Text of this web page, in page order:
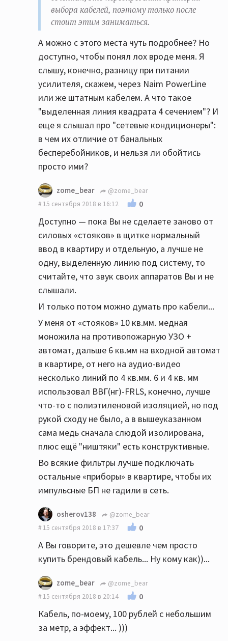
выбора кабелей, поэтому только после
стоит этим заниматься.
А можно с этого места чуть подробнее? Но
доступно, чтобы понял лох вроде меня. Я
слышу, конечно, разницу при питании
усилителя, скажем, через Naim PowerLine
или же штатным кабелем. А что такое
"выделенная линия квадрата 4 сечением"? И
еще я слышал про "сетевые кондиционеры":
в чем их отличие от банальных
бесперебойников, и нельзя ли обойтись
просто ими?
zome_bear
@zome_bear
15 сентября 2018 в 16:12
0
Доступно — пока Вы не сделаете заново от
силовых «стояков» в щитке нормальный
ввод в квартиру и отдельную, а лучше не
одну, выделенную линию под систему, то
считайте, что звук своих аппаратов Вы и не
слышали.
И только потом можно думать про кабели...
У меня от «стояков» 10 кв.мм. медная
моножила на противопожарную УЗО +
автомат, дальше 6 кв.мм на входной автомат
в квартире, от него на аудио-видео
несколько линий по 4 кв.мм. 6 и 4 кв. мм
использовал ВВГ(нг)-FRLS, конечно, лучше
что-то с полиэтиленовой изоляцией, но под
рукой сходу не было, а в вышеуказанном
сама медь сначала слюдой изолирована,
плюс ещё "ништяки" есть конструктивные.
Во всякие фильтры лучше подключать
остальные «приборы» в квартире, чтобы их
импульсные БП не гадили в сеть.
osherov138
@zome_bear
15 сентября 2018 в 17:37
0
А Вы говорите, это дешевле чем просто
купить брендовый кабель... Ну кому как))...
zome_bear
@zome_bear
15 сентября 2018 в 20:14
0
Кабель, по-моему, 100 рублей с небольшим
за метр, а эффект... )))